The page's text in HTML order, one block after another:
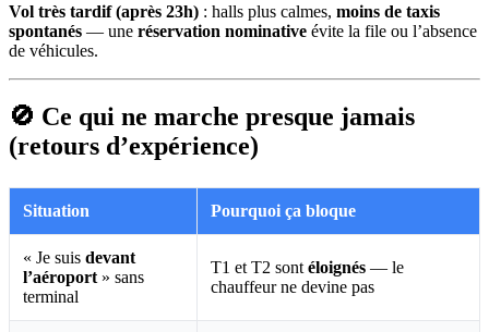
Vol très tardif (après 23h) : halls plus calmes, moins de taxis
spontanés — une réservation nominative évite la file ou l’absence
de véhicules.
🚫 Ce qui ne marche presque jamais
(retours d’expérience)
Situation Pourquoi ça bloque
« Je suis devant
l’aéroport » sans
terminal
T1 et T2 sont éloignés — le
chauffeur ne devine pas